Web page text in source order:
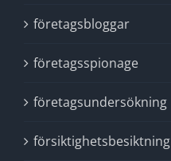
företagsbloggar
företagsspionage
företagsundersökning
försiktighetsbesiktning